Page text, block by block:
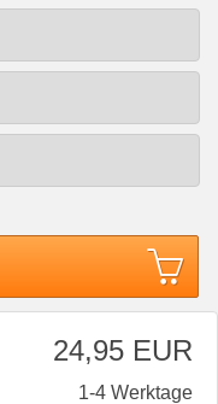
24,95 EUR
1-4 Werktage